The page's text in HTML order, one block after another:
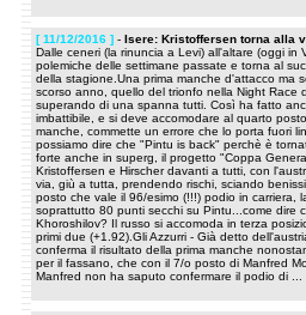
[ 11/12/2016 ] - Isere: Kristoffersen torna alla
Dalle ceneri (la rinuncia a Levi) all'altare (oggi
polemiche delle settimane passate e torna al
della stagione.Una prima manche d'attacco ma
scorso anno, quello del trionfo nella Night Race
superando di una spanna tutti. Così ha fatto
imbattibile, e si deve accomodare al quarto
manche, commette un errore che lo porta fuori
possiamo dire che "Pintu is back" perchè è
forte anche in superg, il progetto "Coppa
Kristoffersen e Hirscher davanti a tutti, con
via, giù a tutta, prendendo rischi, sciando
posto che vale il 96/esimo (!!!) podio in carriera,
soprattutto 80 punti secchi su Pintu...come dire
Khoroshilov? Il russo si accomoda in terza
primi due (+1.92).Gli Azzurri - Già detto
conferma il risultato della prima manche
per il fassano, che con il 7/o posto di Manfred
Manfred non ha saputo confermare il podio di ...